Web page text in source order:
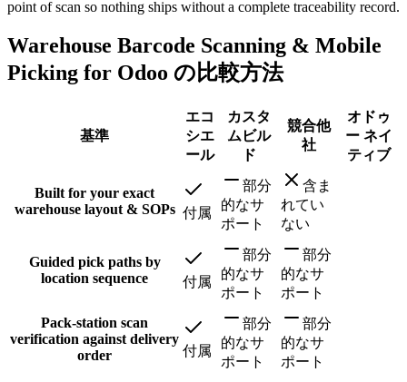
point of scan so nothing ships without a complete traceability record.
Warehouse Barcode Scanning & Mobile
Picking for Odoo の比較方法
基準
エコ
シエ
ール
カスタ
ムビル
ド
競合他
社
オドゥ
ー ネイ
ティブ
Built for your exact
warehouse layout & SOPs 付属
部分
的なサ
ポート
含ま
れてい
ない
Guided pick paths by
location sequence
付属
部分
的なサ
ポート
部分
的なサ
ポート
Pack-station scan
verification against delivery
order
付属
部分
的なサ
ポート
部分
的なサ
ポート